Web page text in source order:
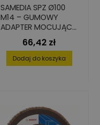
SAMEDIA SPZ Ø100
M14 – GUMOWY
ADAPTER MOCUJĄCY
NA RZEP DO
KRĄZKÓW
DIAMENTOWYCH
Cena
66,42 zł
Dodaj do koszyka